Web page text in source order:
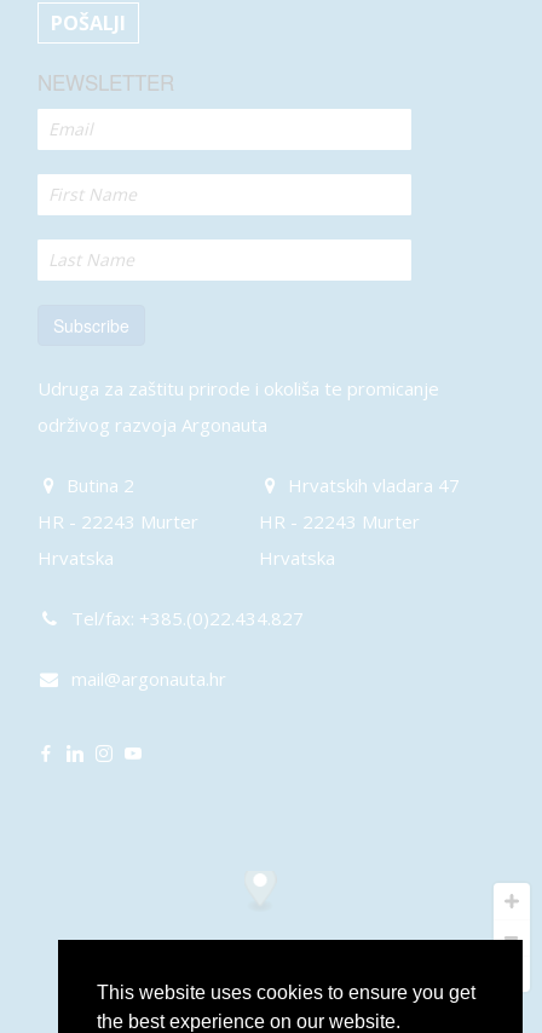
This website uses cookies to ensure you get
the best experience on our website.
NEWSLETTER
Subscribe
Udruga za zaštitu prirode i okoliša te promicanje
održivog razvoja Argonauta
Butina 2
HR - 22243 Murter
Hrvatska
Hrvatskih vladara 47
HR - 22243 Murter
Hrvatska
Tel/fax: +385.(0)22.434.827
mail@argonauta.hr